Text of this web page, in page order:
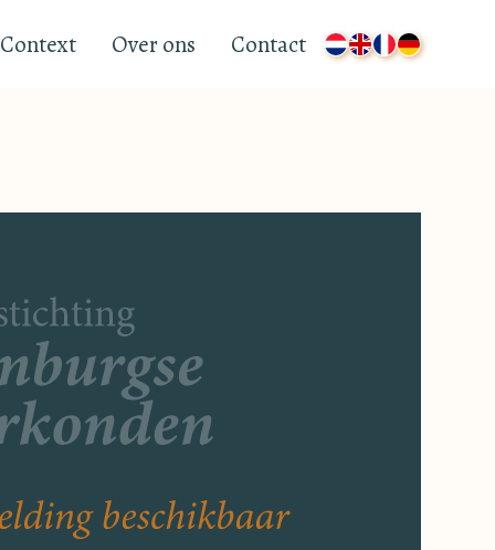
Context Over ons Contact